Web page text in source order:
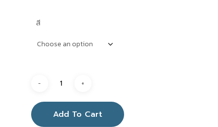
สี
Add To Cart